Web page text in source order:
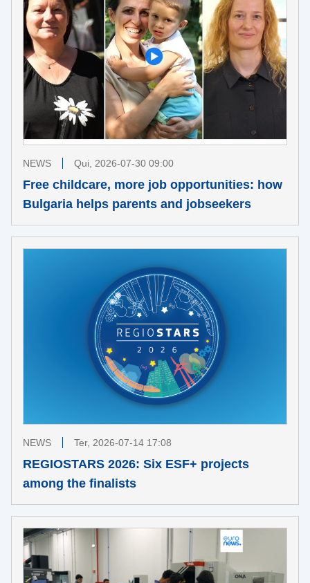
NEWS Qui, 2026-07-30 09:00
Free childcare, more job opportunities: how
Bulgaria helps parents and jobseekers
NEWS Ter, 2026-07-14 17:08
REGIOSTARS 2026: Six ESF+ projects
among the finalists